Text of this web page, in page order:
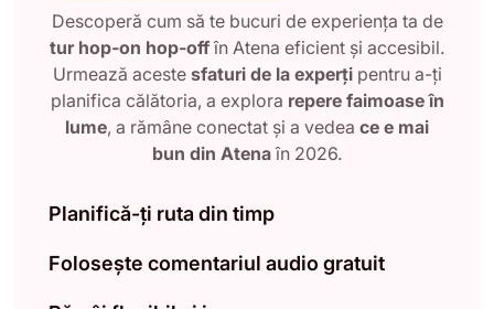
Descoperă cum să te bucuri de experiența ta de
tur hop-on hop-offîn Atena eficient și accesibil.
Urmează aceste sfaturi de la experțipentru a-ți
planifica călătoria, a explora repere faimoase în
lume, a rămâne conectat și a vedea ce e mai
bun din Atenaîn 2026.
Planifică-ți ruta din timp
Folosește comentariul audio gratuit